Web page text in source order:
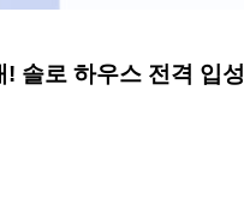
! 솔로 하우스 전격 입성